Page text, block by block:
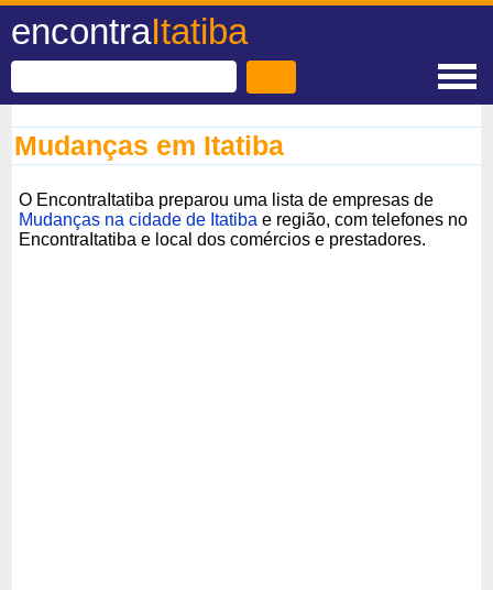
encontraItatiba
Mudanças em Itatiba
O EncontraItatiba preparou uma lista de empresas de
Mudanças na cidade de Itatiba e região, com telefones no
EncontraItatiba e local dos comércios e prestadores.